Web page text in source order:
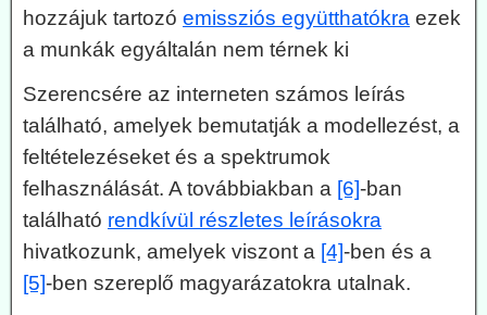
hozzájuk tartozó emissziós együtthatókra ezek
a munkák egyáltalán nem térnek ki
Szerencsére az interneten számos leírás
található, amelyek bemutatják a modellezést, a
feltételezéseket és a spektrumok
felhasználását. A továbbiakban a [6]-ban
található rendkívül részletes leírásokra
hivatkozunk, amelyek viszont a [4]-ben és a
[5]-ben szereplő magyarázatokra utalnak.